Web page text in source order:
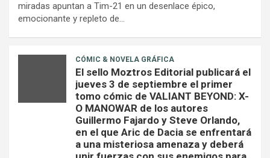
miradas apuntan a Tim-21 en un desenlace épico,
emocionante y repleto de…
CÓMIC & NOVELA GRÁFICA
El sello Moztros Editorial publicará el
jueves 3 de septiembre el primer
tomo cómic de VALIANT BEYOND: X-
O MANOWAR de los autores
Guillermo Fajardo y Steve Orlando,
en el que Aric de Dacia se enfrentará
a una misteriosa amenaza y deberá